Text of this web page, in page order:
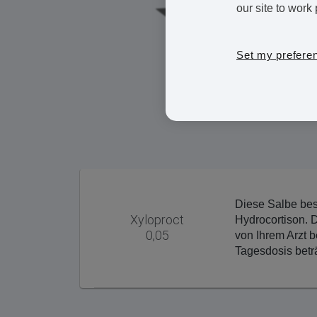
Xyloproct
0,05
Diese Salbe
Hydrocortison.
von Ihrem Arzt
Tagesdosis
our site to work
Set my